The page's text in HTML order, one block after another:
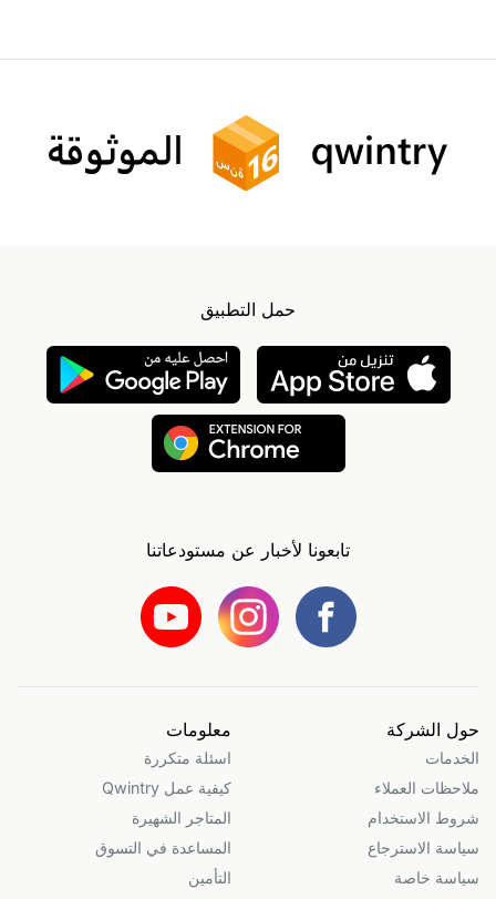
حمل التطبيق
تابعونا لأخبار عن مستودعاتنا
حول الشركة
الخدمات
ملاحظات العملاء
شروط الاستخدام
سياسة الاسترجاع
سياسة خاصة
معلومات
اسئلة متكررة
كيفية عمل Qwintry
المتاجر الشهيرة
المساعدة في التسوق
التأمين